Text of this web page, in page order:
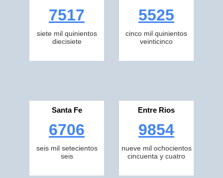
7517
siete mil quinientos
diecisiete
5525
cinco mil quinientos
veinticinco
Santa Fe
6706
seis mil setecientos
seis
Entre Rios
9854
nueve mil ochocientos
cincuenta y cuatro